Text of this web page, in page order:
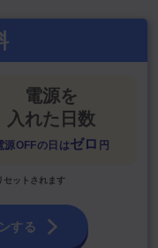
電源を
入れた日数
源OFFの日はゼロ 円
ットされます
する